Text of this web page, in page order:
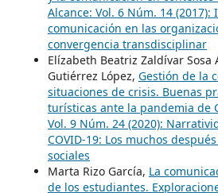
Alcance: Vol. 6 Núm. 14
comunicación en las
convergencia transdisciplinar
Elízabeth Beatriz Zaldívar Sosa
Gutiérrez López, Gestión de la
situaciones de crisis. Buenas
turísticas ante la pandemia de
Vol. 9 Núm. 24 (2020):
COVID-19: Los muchos
sociales
Marta Rizo García, La
de los estudiantes.